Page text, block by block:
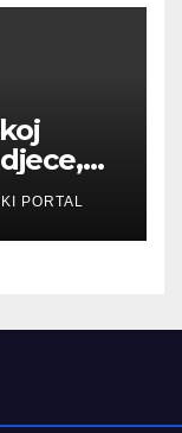
PORTAL